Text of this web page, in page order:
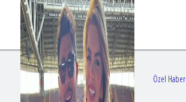
Gündem Sağlık Özel Haber